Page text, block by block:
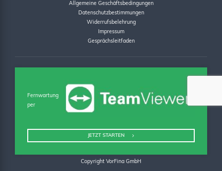
Allgemeine Geschäftsbedingungen
Datenschutzbestimmungen
Widerrufsbelehrung
Impressum
Gesprächsleitfaden
Fernwartung
per
JETZT STARTEN
Copyright VorFina GmbH